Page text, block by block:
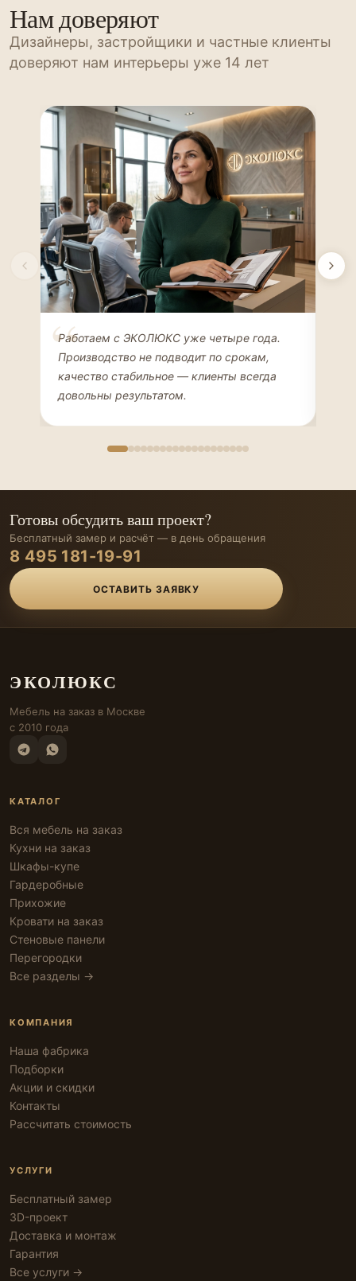
Нам доверяют
Дизайнеры, застройщики и частные клиенты
доверяют нам интерьеры уже 14 лет
Елена Соколова
ДИЗАЙНЕР ИНТЕРЬЕРОВ
Работаем с ЭКОЛЮКС уже четыре года.
Производство не подводит по срокам,
качество стабильное — клиенты всегда
довольны результатом.
Готовы обсудить ваш проект?
Бесплатный замер и расчёт — в день обращения
8 495 181-19-91
ОСТАВИТЬ ЗАЯВКУ
ЭКОЛЮКС
Мебель на заказ в Москве
с 2010 года
КАТАЛОГ
Вся мебель на заказ
Кухни на заказ
Шкафы-купе
Гардеробные
Прихожие
Кровати на заказ
Стеновые панели
Перегородки
Все разделы →
КОМПАНИЯ
Наша фабрика
Подборки
Акции и скидки
Контакты
Рассчитать стоимость
УСЛУГИ
Бесплатный замер
3D-проект
Доставка и монтаж
Гарантия
Все услуги →